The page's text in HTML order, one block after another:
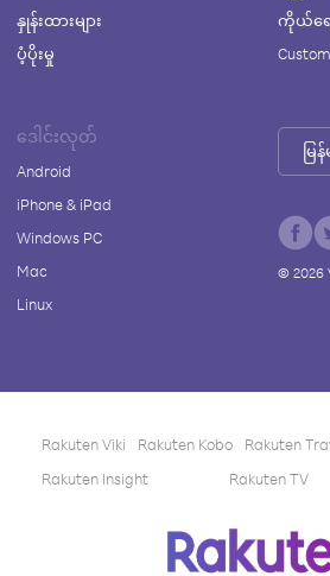
နှုန်းထားများ
ပံ့ပိုးမှု
ကိုယ်ရေ
ဒေါင်းလုတ်
Android
iPhone & iPad
Windows PC
Mac
Linux
မြ
© 2026
Rakuten Viki Rakuten Kobo Rakuten
Rakuten Insight
Rakuten TV